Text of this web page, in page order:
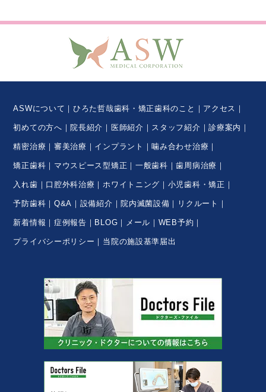
ASWについて ひろた哲哉歯科・矯正歯科のこと アクセス
初めての方へ 院長紹介 医師紹介 スタッフ紹介 診療案内
精密治療 審美治療 インプラント 噛み合わせ治療
矯正歯科 マウスピース型矯正 一般歯科 歯周病治療
入れ歯 口腔外科治療 ホワイトニング 小児歯科・矯正
予防歯科 Q&A 設備紹介 院内滅菌設備 リクルート
新着情報 症例報告 BLOG メール WEB予約
プライバシーポリシー 当院の施設基準届出